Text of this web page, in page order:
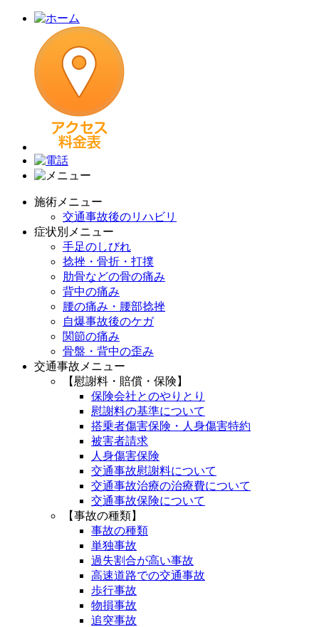
施術メニュー
交通事故後のリハビリ
症状別メニュー
手足のしびれ
捻挫・骨折・打撲
肋骨などの骨の痛み
背中の痛み
腰の痛み・腰部捻挫
自爆事故後のケガ
関節の痛み
骨盤・背中の歪み
交通事故メニュー
【慰謝料・賠償・保険】
保険会社とのやりとり
慰謝料の基準について
搭乗者傷害保険・人身傷害特約
被害者請求
人身傷害保険
交通事故慰謝料について
交通事故治療の治療費について
交通事故保険について
【事故の種類】
事故の種類
単独事故
過失割合が高い事故
高速道路での交通事故
歩行事故
物損事故
追突事故